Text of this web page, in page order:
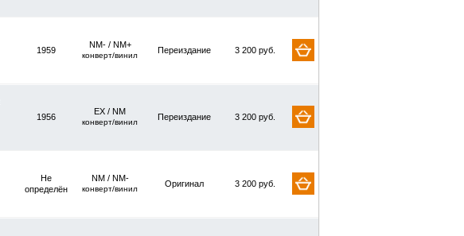
1959
NM- / NM+
конверт/винил
Переиздание 3 200 руб.
1956
EX / NM
конверт/винил
Переиздание 3 200 руб.
Не
определён
NM / NM-
конверт/винил
Оригинал 3 200 руб.